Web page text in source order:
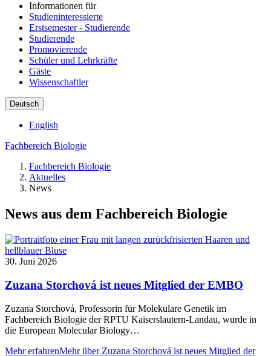
Informationen für
Studieninteressierte
Erstsemester - Studierende
Studierende
Promovierende
Schüler und Lehrkräfte
Gäste
Wissenschaftler
Deutsch
English
Fachbereich Biologie
Fachbereich Biologie
Aktuelles
News
News aus dem Fachbereich Biologie
30. Juni 2026
Zuzana Storchová ist neues Mitglied der EMBO
Zuzana Storchová, Professorin für Molekulare Genetik im
Fachbereich Biologie der RPTU Kaiserslautern-Landau, wurde in
die European Molecular Biology…
Mehr erfahrenMehr über Zuzana Storchová ist neues Mitglied der